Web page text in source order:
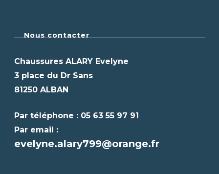
Nous contacter
Chaussures ALARY Evelyne
3 place du Dr Sans
81250 ALBAN
Par téléphone : 05 63 55 97 91
Par email :
evelyne.alary799@orange.fr